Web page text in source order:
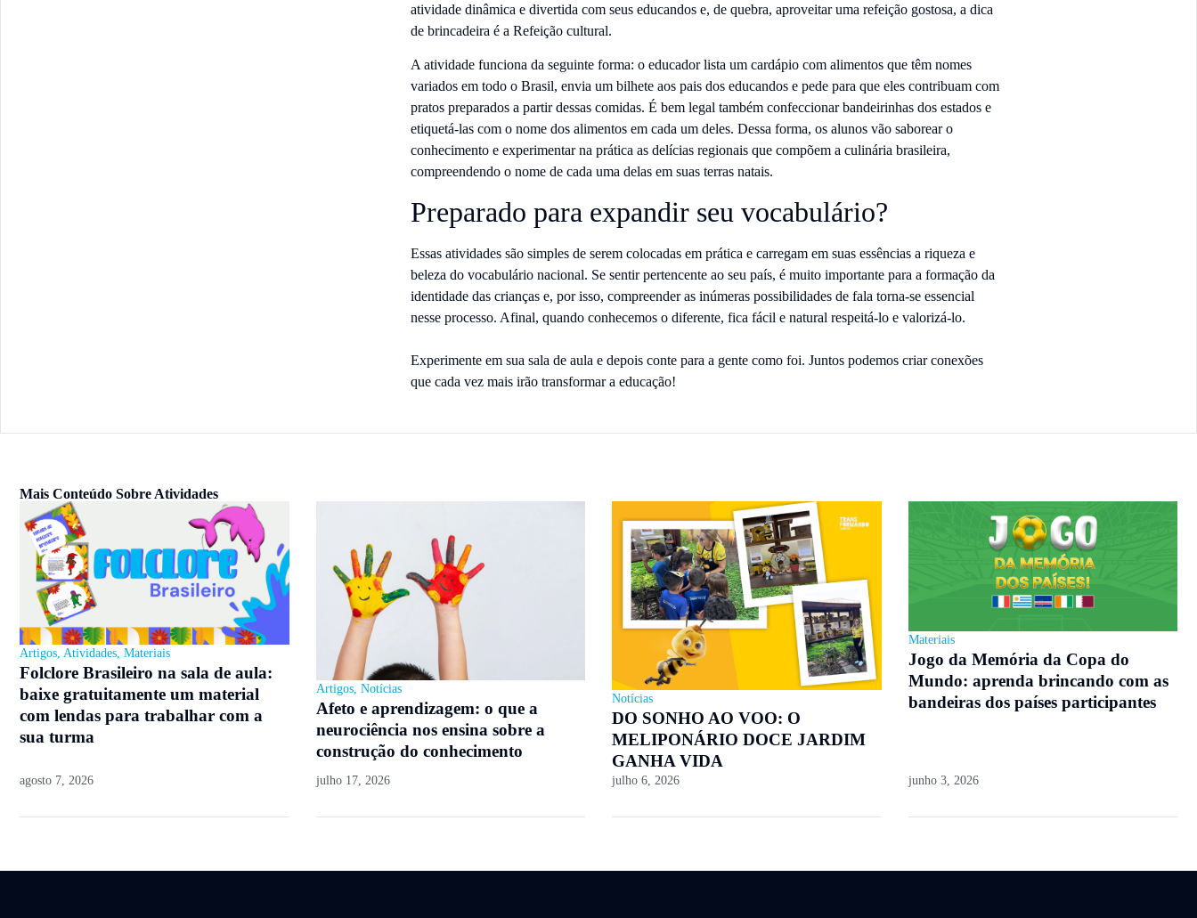
atividade dinâmica e divertida com seus educandos e, de quebra, aproveitar uma refeição gostosa, a dica
de brincadeira é a Refeição cultural.
A atividade funciona da seguinte forma: o educador lista um cardápio com alimentos que têm nomes
variados em todo o Brasil, envia um bilhete aos pais dos educandos e pede para que eles contribuam com
pratos preparados a partir dessas comidas. É bem legal também confeccionar bandeirinhas dos estados e
etiquetá-las com o nome dos alimentos em cada um deles. Dessa forma, os alunos vão saborear o
conhecimento e experimentar na prática as delícias regionais que compõem a culinária brasileira,
compreendendo o nome de cada uma delas em suas terras natais.
Preparado para expandir seu vocabulário?
Essas atividades são simples de serem colocadas em prática e carregam em suas essências a riqueza e
beleza do vocabulário nacional. Se sentir pertencente ao seu país, é muito importante para a formação da
identidade das crianças e, por isso, compreender as inúmeras possibilidades de fala torna-se essencial
nesse processo. Afinal, quando conhecemos o diferente, fica fácil e natural respeitá-lo e valorizá-lo.
Experimente em sua sala de aula e depois conte para a gente como foi. Juntos podemos criar conexões
que cada vez mais irão transformar a educação!
Mais Conteúdo Sobre Atividades
Artigos Atividades Materiais
Folclore Brasileiro na sala de aula:
baixe gratuitamente um material
com lendas para trabalhar com a
sua turma
agosto 7, 2026
Artigos, Notícias
Afeto e aprendizagem: o que a
neurociência nos ensina sobre a
construção do conhecimento
julho 17, 2026
Notícias
DO SONHO AO VOO: O
MELIPONÁRIO DOCE JARDIM
GANHA VIDA
julho 6, 2026
Materiais
Jogo da Memória da Copa do
Mundo: aprenda brincando com as
bandeiras dos países participantes
junho 3, 2026